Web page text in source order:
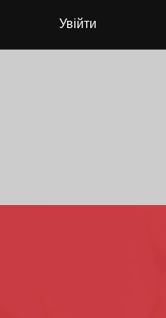
Увійти